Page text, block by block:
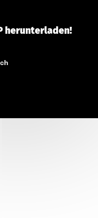
herunterladen!